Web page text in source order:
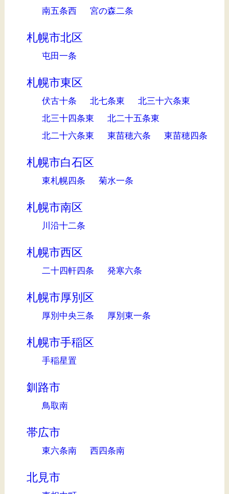
南五条西 宮の森二条
札幌市北区
屯田一条
札幌市東区
伏古十条 北七条東
北三十六条東
北三十四条東
北二十五条東
北二十六条東
東苗穂六条 東苗穂四条
札幌市白石区
東札幌四条 菊水一条
札幌市南区
川沿十二条
札幌市西区
二十四軒四条 発寒六条
札幌市厚別区
厚別中央三条 厚別東一条
札幌市手稲区
手稲星置
釧路市
鳥取南
帯広市
東六条南 西四条南
北見市